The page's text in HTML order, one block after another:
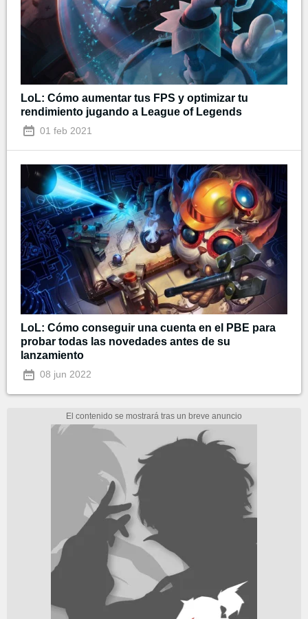
LoL: Cómo aumentar tus FPS y optimizar tu
rendimiento jugando a League of Legends
01 feb 2021
LoL: Cómo conseguir una cuenta en el PBE para
probar todas las novedades antes de su
lanzamiento
08 jun 2022